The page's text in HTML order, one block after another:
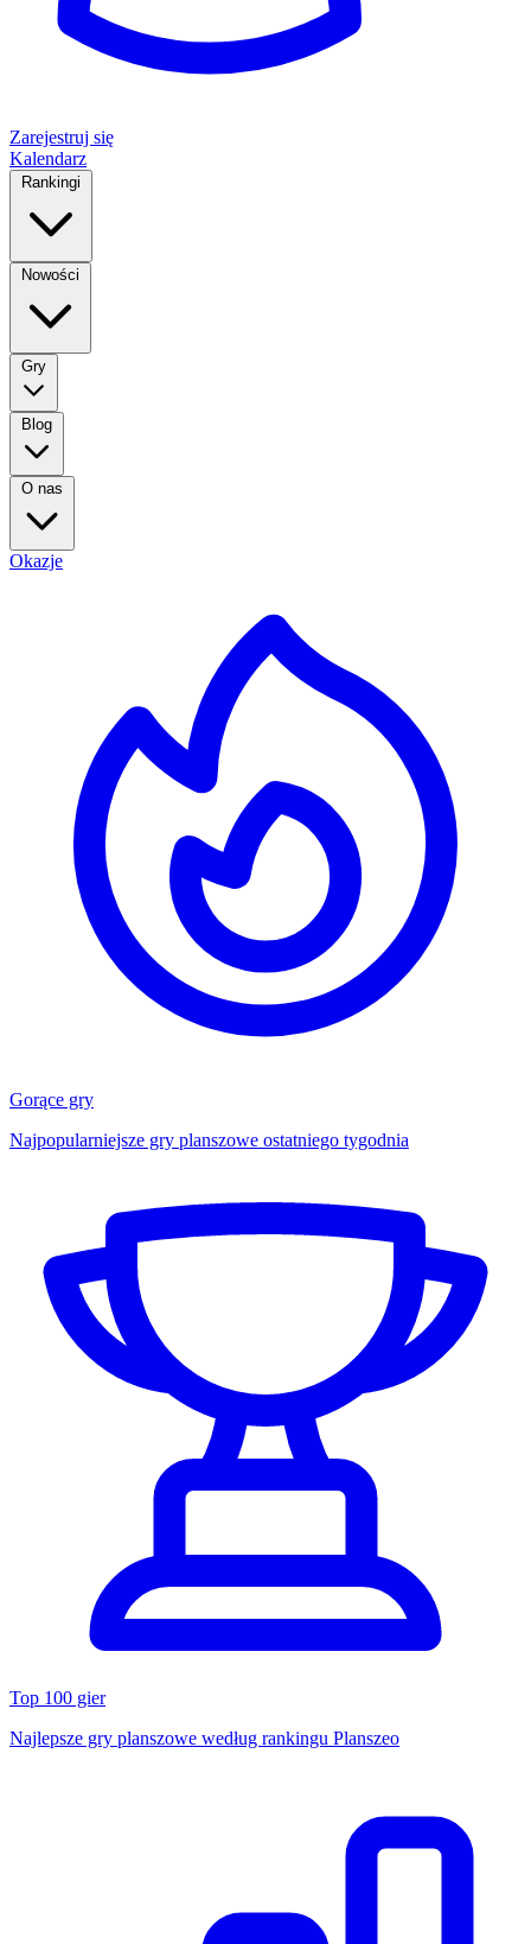
Zarejestruj się
Kalendarz
Rankingi
Nowości
Gry
Blog
O nas
Okazje
Gorące gry
Najpopularniejsze gry planszowe ostatniego tygodnia
Top 100 gier
Najlepsze gry planszowe według rankingu Planszeo